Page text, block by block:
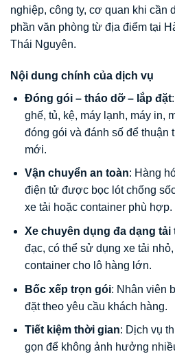
nghiệp, công ty, cơ quan khi cần
phần văn phòng từ địa điểm tại
Thái Nguyên.
Nội dung chính của dịch vụ
Đóng gói – tháo dỡ – lắp đặt
ghế, tủ, kệ, máy lạnh, máy in,
đóng gói và đánh số để thuận
mới.
Vận chuyển an toàn: Hàng
điện tử được bọc lót chống
xe tải hoặc container phù hợp.
Xe chuyên dụng đa dạng tải
đạc, có thể sử dụng xe tải
container cho lô hàng lớn.
Bốc xếp trọn gói: Nhân viên
đặt theo yêu cầu khách hàng.
Tiết kiệm thời gian: Dịch vụ
gọn để không ảnh hưởng